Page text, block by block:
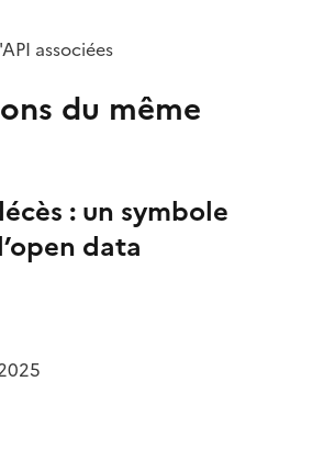
associées
du même
: un symbole
data